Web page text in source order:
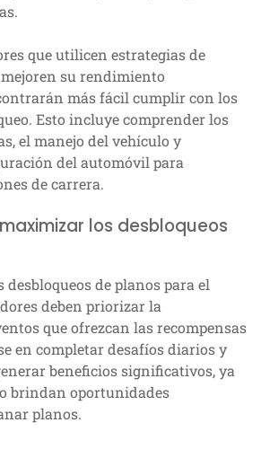
que utilicen estrategias de
su rendimiento
más fácil cumplir con los
Esto incluye comprender los
el manejo del vehículo y
del automóvil para
de carrera.
los desbloqueos
de planos para el
deben priorizar la
que ofrezcan las recompensas
en completar desafíos diarios y
beneficios significativos, ya
brindan oportunidades
planos.